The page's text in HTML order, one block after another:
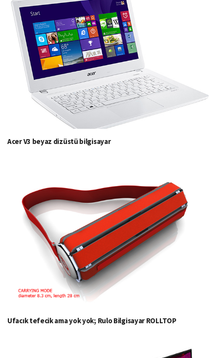
Acer V3 beyaz dizüstü bilgisayar
Ufacık tefecik ama yok yok; Rulo Bilgisayar ROLLTOP